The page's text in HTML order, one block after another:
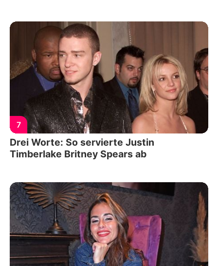
7
Drei Worte: So servierte Justin
Timberlake Britney Spears ab